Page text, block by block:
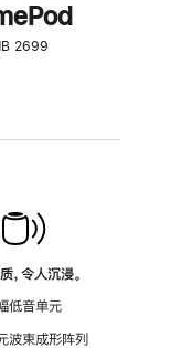
2699
，令人沉浸。
低音单元
波束成形阵列